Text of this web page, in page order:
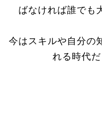
ばなければ誰でも
今はスキルや自分の
れる時代だ